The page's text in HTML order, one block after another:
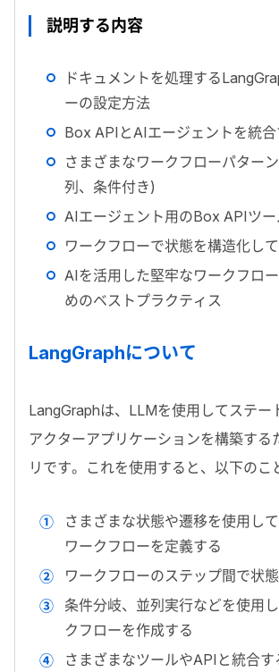
説明する内容
ドキュメントを処理する
ーの設定方法
Box API と AIエージェントを統
さまざまなワークフローパター
列、条件付き)
AIエージェント用のBox APIツ
ワークフローで状態を構造化し
AIを活用した堅牢なワークフロ
めのベストプラクティス
LangGraphについて
LangGraphは、 LLMを使用してステー
アクターアプリケーションを構築する
リです。これを使用すると、以下のこ
さまざまな状態や遷移を使用し
ワークフローを定義する
ワークフローのステップ間で状
条件分岐、並列実行などを使用
クフローを作成する
さまざまなツールやAPI と統合す